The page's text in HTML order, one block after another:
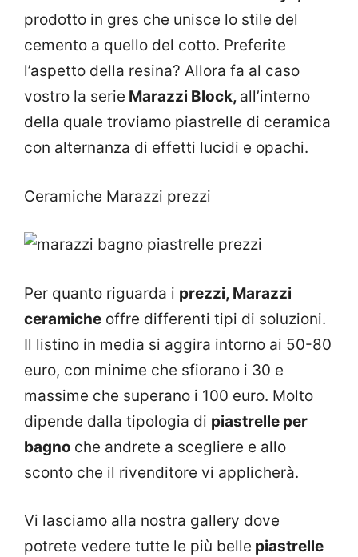
prodotto in gres che unisce lo stile del
cemento a quello del cotto. Preferite
l’aspetto della resina? Allora fa al caso
vostro la serie Marazzi Block, all’interno
della quale troviamo piastrelle di ceramica
con alternanza di effetti lucidi e opachi.
Ceramiche Marazzi prezzi
Per quanto riguarda i prezzi, Marazzi
ceramiche offre differenti tipi di soluzioni.
Il listino in media si aggira intorno ai 50-80
euro, con minime che sfiorano i 30 e
massime che superano i 100 euro. Molto
dipende dalla tipologia di piastrelle per
bagno che andrete a scegliere e allo
sconto che il rivenditore vi applicherà.
Vi lasciamo alla nostra gallery dove
potrete vedere tutte le più belle piastrelle